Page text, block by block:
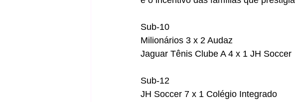
Sub-10
Milionários 3 x 2 Audaz
Jaguar Tênis Clube A 4 x 1 JH Soccer
Sub-12
JH Soccer 7 x 1 Colégio Integrado